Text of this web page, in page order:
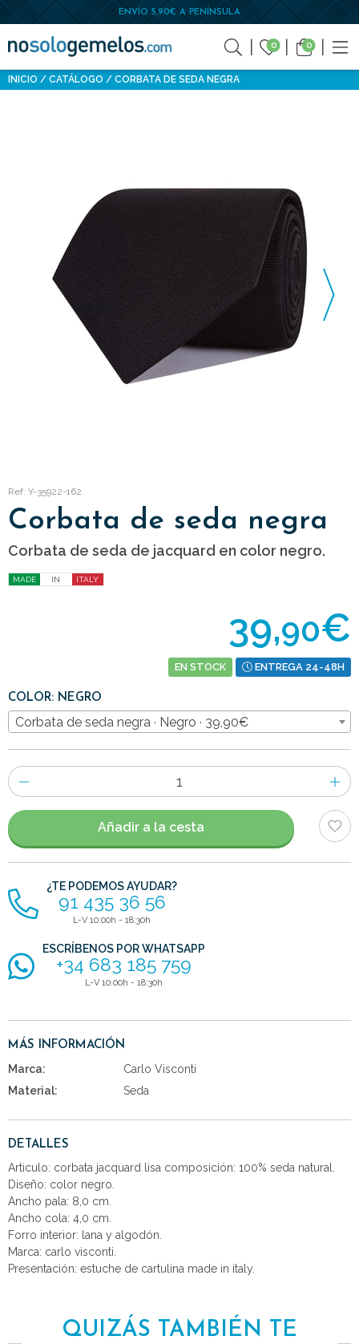
ENVÍO 5,90€ A PENÍNSULA
0 0
INICIO CATÁLOGO CORBATA DE SEDA NEGRA
Ref: Y-35922-162
Corbata de seda negra
Corbata de seda de jacquard en color negro.
MADE IN ITALY
39,90€
EN STOCK ENTREGA 24-48H
COLOR: NEGRO
Corbata de seda negra · Negro · 39,90€
Número
de
artículos
Añadir a la cesta
¿TE PODEMOS AYUDAR?
91 435 36 56
L-V 10:00h - 18:30h
ESCRÍBENOS POR WHATSAPP
+34 683 185 759
L-V 10:00h - 18:30h
MÁS INFORMACIÓN
Marca:
Carlo Visconti
Material:
Seda
DETALLES
Articulo: corbata jacquard lisa composición: 100% seda natural.
Diseño: color negro.
Ancho pala: 8,0 cm.
Ancho cola: 4,0 cm.
Forro interior: lana y algodón.
Marca: carlo visconti.
Presentación: estuche de cartulina made in italy.
QUIZÁS TAMBIÉN TE